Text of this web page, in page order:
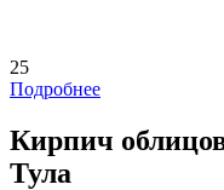
25
Подробнее
Кирпич
Тула